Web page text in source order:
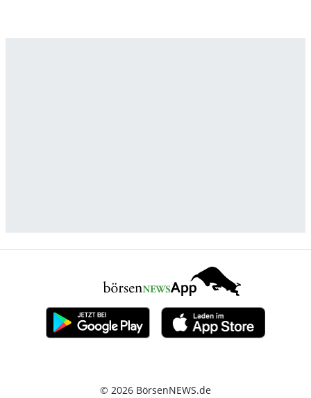
© 2026 BörsenNEWS.de